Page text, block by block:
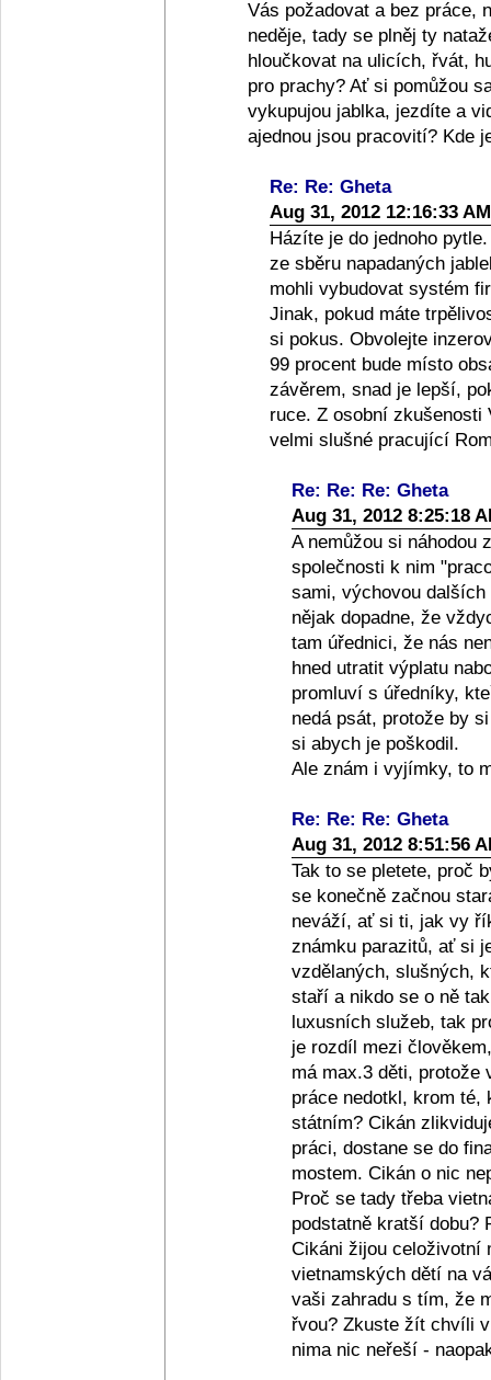
Vás požadovat a bez práce,
neděje, tady se plněj ty
hloučkovat na ulicích, řvát,
pro prachy? Ať si pomůžou
vykupujou jablka, jezdíte a
ajednou jsou pracovití? Kde
Re: Re: Gheta
Aug 31, 2012 12:16:33 AM
Házíte je do jednoho
ze sběru napadaných
mohli vybudovat systém
Jinak, pokud máte
si pokus. Obvolejte
99 procent bude místo
závěrem, snad je lepší,
ruce. Z osobní zkušenosti
velmi slušné pracující
Re: Re: Re: Gheta
Aug 31, 2012 8:25:18
A nemůžou si náhodou
společnosti k nim
sami, výchovou
nějak dopadne, že
tam úřednici, že nás
hned utratit výplatu
promluví s úředníky,
nedá psát, protože by
si abych je poškodil.
Ale znám i vyjímky, to
Re: Re: Re: Gheta
Aug 31, 2012 8:51:56
Tak to se pletete, proč
se konečně začnou
neváží, ať si ti, jak vy
známku parazitů, ať si
vzdělaných, slušných,
staří a nikdo se o ně
luxusních služeb, tak
je rozdíl mezi
má max.3 děti,
práce nedotkl, krom té,
státním? Cikán
práci, dostane se do
mostem. Cikán o nic
Proč se tady třeba
podstatně kratší dobu?
Cikáni žijou celoživotní
vietnamských dětí na
vaši zahradu s tím, že
řvou? Zkuste žít chvíli
nima nic neřeší -